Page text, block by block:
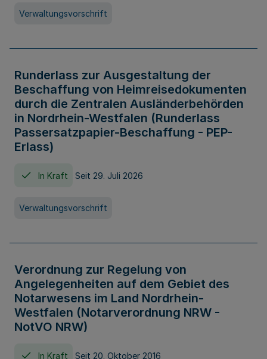
Verwaltungsvorschrift
Runderlass zur Ausgestaltung der
Beschaffung von Heimreisedokumenten
durch die Zentralen Ausländerbehörden
in Nordrhein-Westfalen (Runderlass
Passersatzpapier-Beschaffung - PEP-
Erlass)
In Kraft Seit 29. Juli 2026
Verwaltungsvorschrift
Verordnung zur Regelung von
Angelegenheiten auf dem Gebiet des
Notarwesens im Land Nordrhein-
Westfalen (Notarverordnung NRW -
NotVO NRW)
In Kraft Seit 20. Oktober 2016